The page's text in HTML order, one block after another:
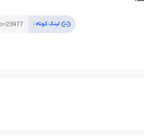
لینک کوتاه :